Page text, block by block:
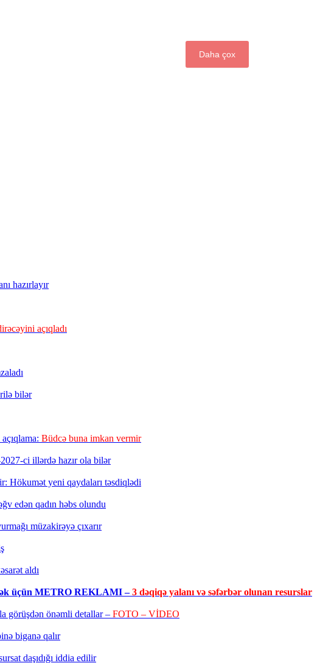
Daha çox
hazırlayır
açıqladı
bilər
Büdcə buna imkan vermir
ci illərdə hazır ola bilər
Hökumət yeni qaydaları təsdiqlədi
edən qadın həbs olundu
müzakirəyə çıxarır
aldı
üçün METRO REKLAMI –3 dəqiqə yalanı və səfərbər olunan resurslar
görüşdən önəmli detallar – FOTO – VİDEO
biganə qalır
daşıdığı iddia edilir